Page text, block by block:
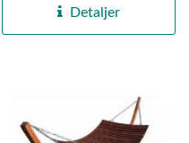
SGS-lim...
Detaljer